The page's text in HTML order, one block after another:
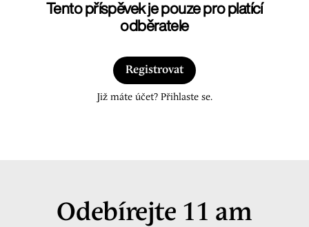
Tento příspěvek je pouze pro platící
odběratele
Registrovat
Již máte účet? Přihlaste se.
Odebírejte 11 am